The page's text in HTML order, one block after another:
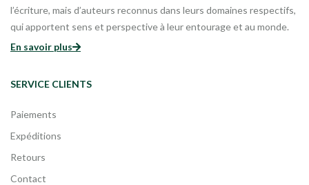
l’écriture, mais d’auteurs reconnus dans leurs domaines respectifs,
qui apportent sens et perspective à leur entourage et au monde.
En savoir plus
SERVICE CLIENTS
Paiements
Expéditions
Retours
Contact